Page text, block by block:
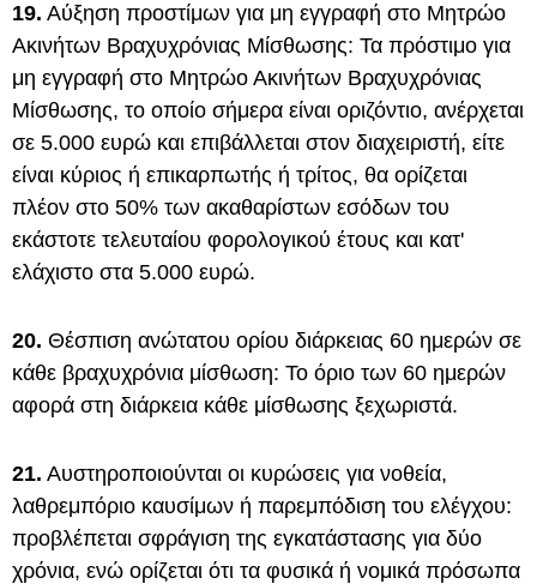
19. Αύξηση προστίμων για μη εγγραφή στο Μητρώο
Ακινήτων Βραχυχρόνιας Μίσθωσης: Τα πρόστιμο για
μη εγγραφή στο Μητρώο Ακινήτων Βραχυχρόνιας
Μίσθωσης, το οποίο σήμερα είναι οριζόντιο, ανέρχεται
σε 5.000 ευρώ και επιβάλλεται στον διαχειριστή, είτε
είναι κύριος ή επικαρπωτής ή τρίτος, θα ορίζεται
πλέον στο 50% των ακαθαρίστων εσόδων του
εκάστοτε τελευταίου φορολογικού έτους και κατ'
ελάχιστο στα 5.000 ευρώ.
20. Θέσπιση ανώτατου ορίου διάρκειας 60 ημερών σε
κάθε βραχυχρόνια μίσθωση: Το όριο των 60 ημερών
αφορά στη διάρκεια κάθε μίσθωσης ξεχωριστά.
21. Αυστηροποιούνται οι κυρώσεις για νοθεία,
λαθρεμπόριο καυσίμων ή παρεμπόδιση του ελέγχου:
προβλέπεται σφράγιση της εγκατάστασης για δύο
χρόνια, ενώ ορίζεται ότι τα φυσικά ή νομικά πρόσωπα